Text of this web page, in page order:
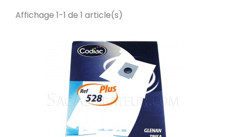
Affichage 1-1 de 1 article(s)